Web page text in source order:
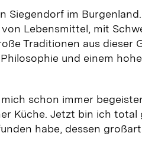
Siegendorf im
Lebensmittel, mit
Traditionen aus dieser
und einem
schon immer
Küche. Jetzt bin ich total
habe, dessen